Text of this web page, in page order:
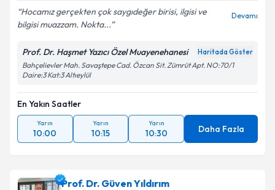
Hocamız gerçekten çok saygıdeğer birisi, ilgisi ve
bilgisi muazzam. Nokta...
Devamı
Prof. Dr. Haşmet Yazıcı Özel Muayenehanesi Haritada Göster
Bahçelievler Mah. Savaştepe Cad. Özcan Sit. Zümrüt Apt. NO:70/1
Daire:3 Kat:3 Altıeylül
En Yakın Saatler
Yarın
10:00
Yarın
10:15
Yarın
10:30 Daha Fazla
Prof. Dr. Güven Yıldırım